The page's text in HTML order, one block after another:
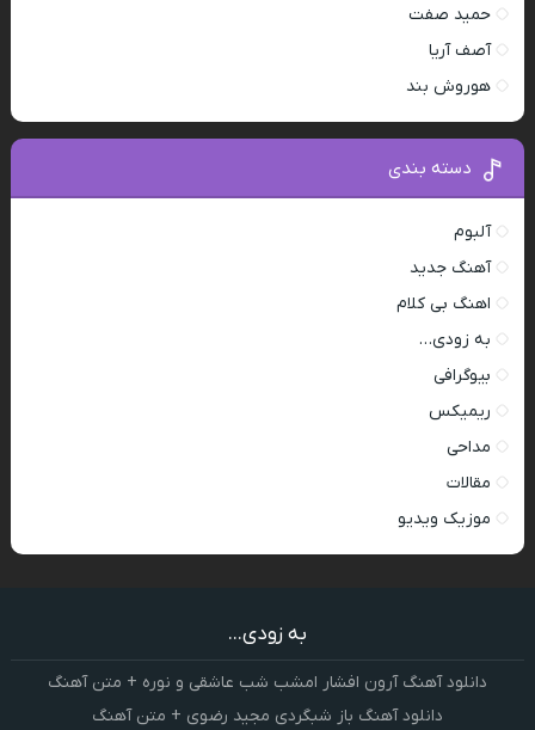
حمید صفت
آصف آریا
هوروش بند
دسته بندی
آلبوم
آهنگ جدید
اهنگ بی کلام
به زودی…
بیوگرافی
ریمیکس
مداحی
مقالات
موزیک ویدیو
به زودی...
دانلود آهنگ آرون افشار امشب شب عاشقی و نوره + متن آهنگ
دانلود آهنگ باز شبگردی مجید رضوی + متن آهنگ